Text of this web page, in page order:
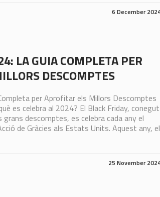
6 December
LA GUIA COMPLETA PER
DESCOMPTES
per Aprofitar els Millors Descomptes
es celebra al 2024? El Black Friday, conegut
descomptes, es celebra cada any el
de Gràcies als Estats Units. Aquest any, el
25 November